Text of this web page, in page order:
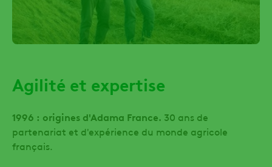
Agilité et expertise
1996 : origines d'Adama France. 30 ans de
partenariat et d'expérience du monde agricole
français.